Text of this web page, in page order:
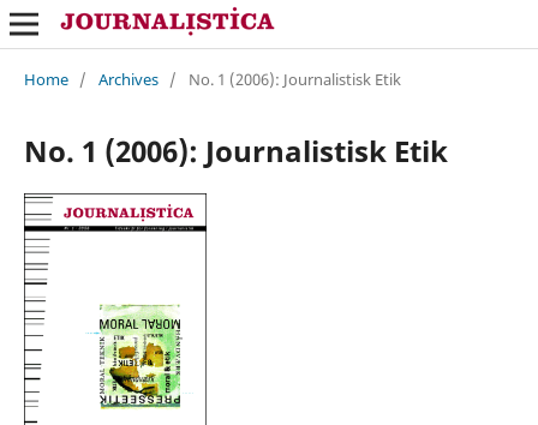
Home / Archives / No. 1 (2006): Journalistisk Etik
No. 1 (2006): Journalistisk Etik